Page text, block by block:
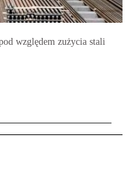
względem zużycia stali